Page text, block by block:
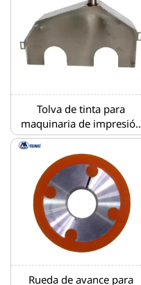
Tolva de tinta para
maquinaria de impresión
flexográfica de cartón
Accesorios
Rueda de avance para